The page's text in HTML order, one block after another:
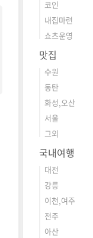
코인
내집마련
쇼츠운영
맛집
수원
동탄
화성,오산
서울
그외
국내여행
대전
강릉
이천,여주
전주
아산